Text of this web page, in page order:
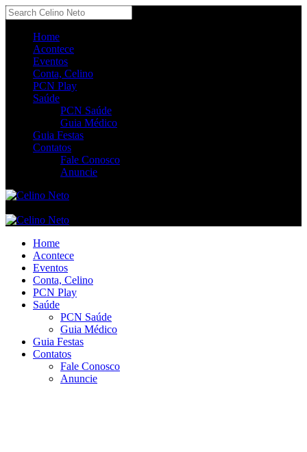
Home
Acontece
Eventos
Conta, Celino
PCN Play
Saúde
PCN Saúde
Guia Médico
Guia Festas
Contatos
Fale Conosco
Anuncie
Home
Acontece
Eventos
Conta, Celino
PCN Play
Saúde
PCN Saúde
Guia Médico
Guia Festas
Contatos
Fale Conosco
Anuncie